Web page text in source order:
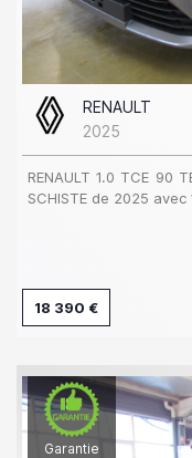
RENAULT
2025
RENAULT 1.0 TCE 90
SCHISTE de 2025
18 390 €
Garantie